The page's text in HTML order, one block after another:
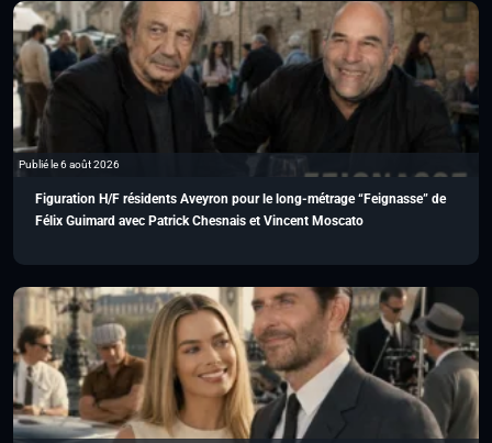
Publié le 6 août 2026
Figuration H/F résidents Aveyron pour le long-métrage “Feignasse” de
Félix Guimard avec Patrick Chesnais et Vincent Moscato